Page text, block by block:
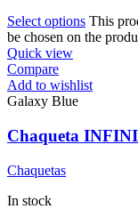
Select options This
be chosen on the
Quick view
Compare
Add to wishlist
Galaxy Blue
Chaqueta
Chaquetas
In stock